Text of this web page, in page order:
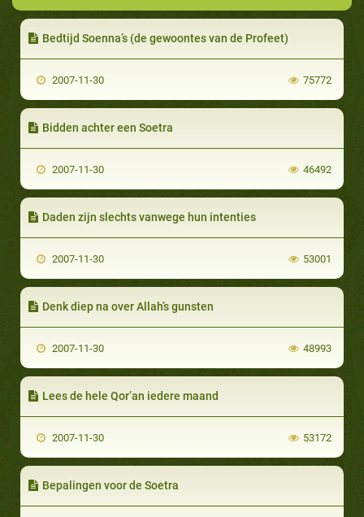
Bedtijd Soenna’s (de gewoontes van de Profeet)
2007-11-30 75772
Bidden achter een Soetra
2007-11-30 46492
Daden zijn slechts vanwege hun intenties
2007-11-30 53001
Denk diep na over Allah’s gunsten
2007-11-30 48993
Lees de hele Qor’an iedere maand
2007-11-30 53172
Bepalingen voor de Soetra